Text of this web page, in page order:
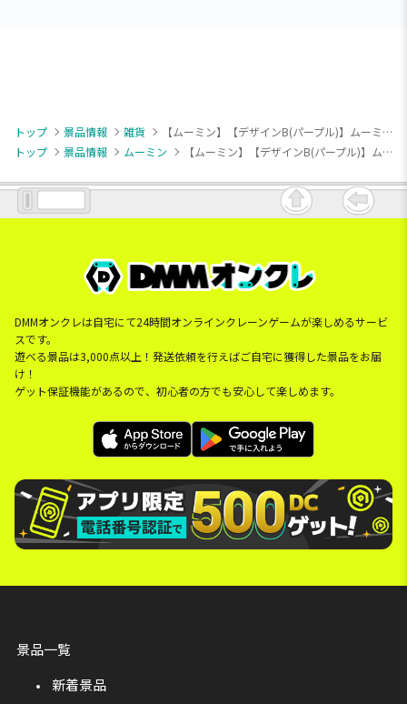
トップ 景品情報 雑貨
【ムーミン】【デザインB(パープル)】ムーミン 卓上ランタン
トップ
景品情報 ムーミン 【ムーミン】【デザインB(パープル)】ムーミン 卓上ランタン
DMMオンクレは自宅にて24時間オンラインクレーンゲームが楽しめるサービ
スです。
遊べる景品は3,000点以上！発送依頼を行えばご自宅に獲得した景品をお届
け！
ゲット保証機能があるので、初心者の方でも安心して楽しめます。
景品一覧
新着景品